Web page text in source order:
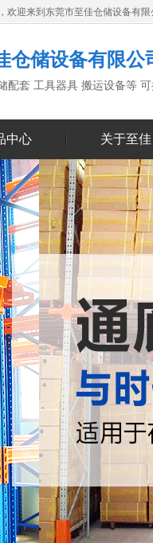
迎来到东莞市至佳仓储设备有限
仓储设备有限公
配套 工具器具 搬运设备等
中心 关于至佳